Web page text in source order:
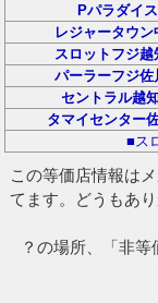
Pパラダイス
レジャータウン
スロットフジ越
パーラーフジ佐
セントラル越
タマイセンター
■ス
この等価店情報は
てます。どうもあ
？の場所、「非